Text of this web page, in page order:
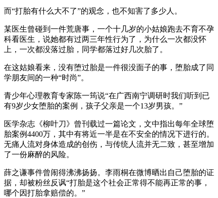
而“打胎有什么大不了”的观念，也不知害了多少人。
某医生曾碰到一件荒唐事，一个十几岁的小姑娘跑去不育不孕
科看医生，说她都有过两三年性行为了，为什么一次都没怀
上，一次都没落过胎，同学都落过好几次胎了。
在这姑娘看来，没有堕过胎是一件很没面子的事，堕胎成了同
学朋友间的一种“时尚”。
青少年心理教育专家陈一筠说“在广西南宁调研时我们听到已
有9岁少女堕胎的案例，孩子父亲是一个13岁男孩。”
医学杂志《柳叶刀》曾刊载过一篇论文，文中指出每年全球堕
胎案例4400万，其中有将近一半是在不安全的情况下进行的。
无痛人流对身体造成的创伤，与传统人流并无二致，甚至增加
了一份麻醉的风险。
薛之谦事件曾闹得沸沸扬扬。李雨桐在微博晒出自己堕胎的证
据，却被粉丝反讽“打胎是这个社会正常得不能再正常的事，
哪个因打胎拿赔偿的。”